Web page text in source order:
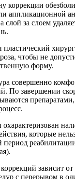
коррекции
аппликационной
за слоем
чтобы не
форму.
совершенно
По завершении
которые
зависит
с перерывом в